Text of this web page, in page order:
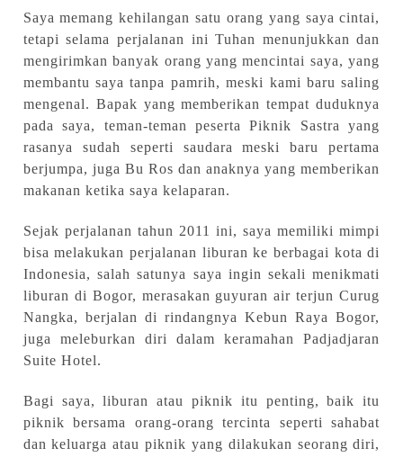
Saya memang kehilangan satu orang yang saya cintai,
tetapi selama perjalanan ini Tuhan menunjukkan dan
mengirimkan banyak orang yang mencintai saya, yang
membantu saya tanpa pamrih, meski kami baru saling
mengenal. Bapak yang memberikan tempat duduknya
pada saya, teman-teman peserta Piknik Sastra yang
rasanya sudah seperti saudara meski baru pertama
berjumpa, juga Bu Ros dan anaknya yang memberikan
makanan ketika saya kelaparan.
Sejak perjalanan tahun 2011 ini, saya memiliki mimpi
bisa melakukan perjalanan liburan ke berbagai kota di
Indonesia, salah satunya saya ingin sekali menikmati
liburan di Bogor, merasakan guyuran air terjun Curug
Nangka, berjalan di rindangnya Kebun Raya Bogor,
juga meleburkan diri dalam keramahan Padjadjaran
Suite Hotel.
Bagi saya, liburan atau piknik itu penting, baik itu
piknik bersama orang-orang tercinta seperti sahabat
dan keluarga atau piknik yang dilakukan seorang diri,